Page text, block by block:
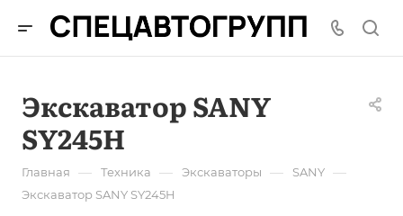
Экскаватор SANY
SY245H
Главная — Техника — Экскаваторы — SANY —
Экскаватор SANY SY245H